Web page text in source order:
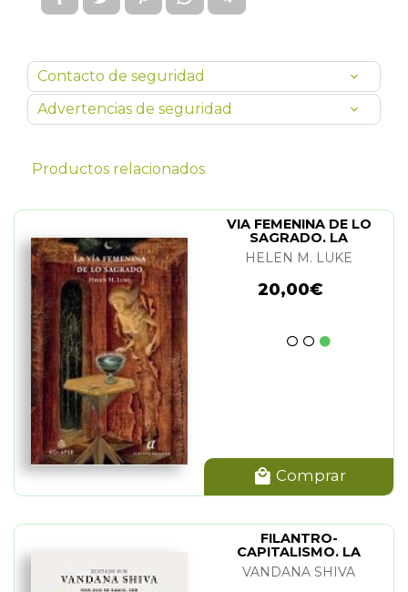
Contacto de seguridad
Advertencias de seguridad
Productos relacionados
VIA FEMENINA DE LO
SAGRADO. LA
HELEN M. LUKE
20,00€
Comprar
FILANTRO-
CAPITALISMO. LA
EROSION DE LA
DEMOCRACIA
VANDANA SHIVA